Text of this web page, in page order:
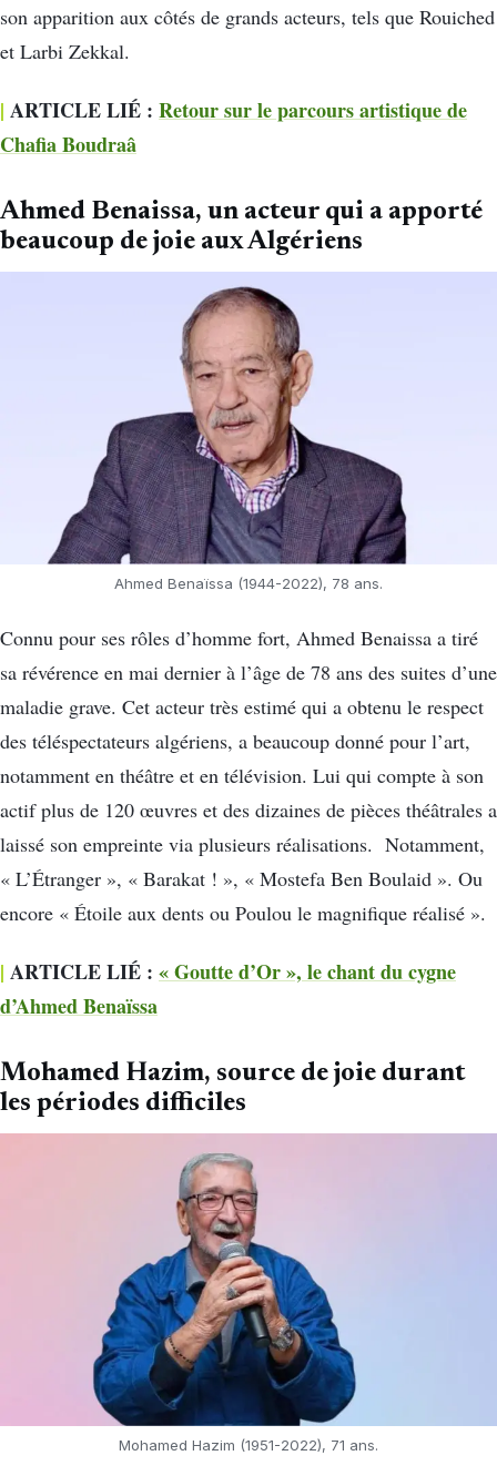
son apparition aux côtés de grands acteurs, tels que Rouiched
et Larbi Zekkal.
| ARTICLE LIÉ : Retour sur le parcours artistique de
Chafia Boudraâ
Ahmed Benaissa, un acteur qui a apporté
beaucoup de joie aux Algériens
Ahmed Benaïssa (1944-2022), 78 ans.
Connu pour ses rôles d’homme fort, Ahmed Benaissa a tiré
sa révérence en mai dernier à l’âge de 78 ans des suites d’une
maladie grave. Cet acteur très estimé qui a obtenu le respect
des téléspectateurs algériens, a beaucoup donné pour l’art,
notamment en théâtre et en télévision. Lui qui compte à son
actif plus de 120 œuvres et des dizaines de pièces théâtrales a
laissé son empreinte via plusieurs réalisations. Notamment,
« L’Étranger », « Barakat ! », « Mostefa Ben Boulaid ». Ou
encore « Étoile aux dents ou Poulou le magnifique réalisé ».
| ARTICLE LIÉ : « Goutte d’Or », le chant du cygne
d’Ahmed Benaïssa
Mohamed Hazim, source de joie durant
les périodes difficiles
Mohamed Hazim (1951-2022), 71 ans.